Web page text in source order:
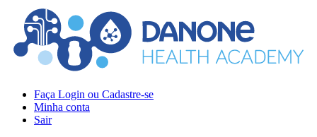
Faça Login ou Cadastre-se
Minha conta
Sair